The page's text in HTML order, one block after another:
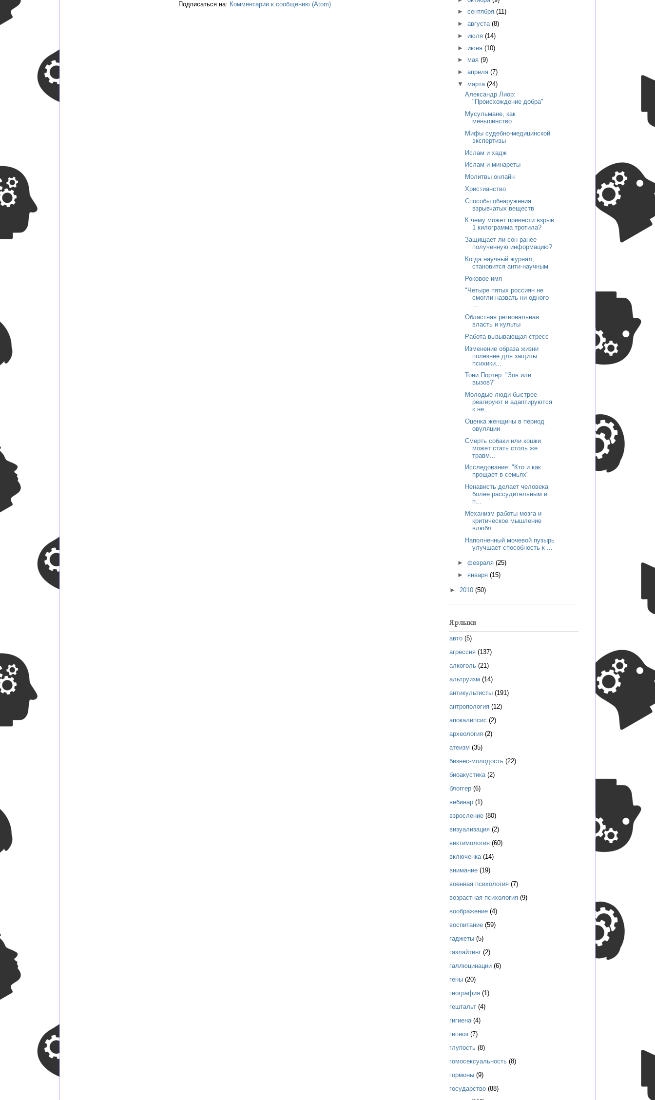
Подписаться на: Комментарии к сообщению (Atom)
► сентября (11)
► августа (8)
► июля (14)
► июня (10)
► мая (9)
► апреля (7)
▼ марта (24)
Александр Лиор:
"Происхождение добра"
Мусульмане, как
меньшинство
Мифы судебно-медицинской
экспертизы
Ислам и хадж
Ислам и минареты
Молитвы онлайн
Христианство
Способы обнаружения
взрывчатых веществ
К чему может привести взрыв
1 килограмма тротила?
Защищает ли сон ранее
полученную информацию?
Когда научный журнал,
становится анти-научным
Роковое имя
"Четыре пятых россиян не
смогли назвать ни одного
...
Областная региональная
власть и культы
Работа вызывающая стресс
Изменение образа жизни
полезнее для защиты
психики...
Тони Портер: "Зов или
вызов?"
Молодые люди быстрее
реагируют и адаптируются
к не...
Оценка женщины в период
овуляции
Смерть собаки или кошки
может стать столь же
травм...
Исследование: "Кто и как
прощает в семьях"
Ненависть делает человека
более рассудительным и
п...
Механизм работы мозга и
критическое мышление
влюбл...
Наполненный мочевой пузырь
улучшает способность к ...
► февраля (25)
► января (15)
► 2010 (50)
Ярлыки
авто (5)
агрессия (137)
алкоголь (21)
альтруизм (14)
антикультисты (191)
антропология (12)
апокалипсис (2)
археология (2)
атеизм (35)
бизнес-молодость (22)
биоакустика (2)
блоггер (6)
вебинар (1)
взросление (80)
визуализация (2)
виктимология (60)
включенка (14)
внимание (19)
военная психология (7)
возрастная психология (9)
воображение (4)
воспитание (59)
гаджеты (5)
газлайтинг (2)
галлюцинации (6)
гены (20)
география (1)
гештальт (4)
гигиена (4)
гипноз (7)
глупость (8)
гомосексуальность (8)
гормоны (9)
государство (88)